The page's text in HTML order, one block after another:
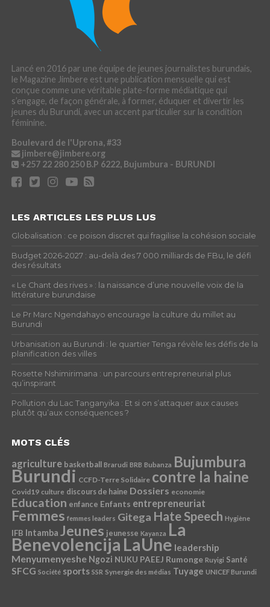
Lancé en 2016 par une équipe de jeunes journalistes burundais,
le Magazine Jimbere est une publication mensuelle qui est
conçue comme une véritable plate-forme médiatique qui
s’engage, de façon générale, à former, éduquer et divertir les
jeunes du Burundi, avec un accent particulier sur la condition
féminine.
Boulevard de l'Uprona, #33
jimbere@jimbere.org
+257 22 280 250 B.P 6222, Bujumbura - BURUNDI
LES ARTICLES LES PLUS LUS
Globalisation : ce poison discret qui fragilise la cohésion sociale
Budget 2026-2027 : au-delà des 7 000 milliards de FBu, le défi
des résultats
« Le Chant des rives » : la naissance d’une nouvelle voix de la
littérature burundaise
Le Pr Marc Ngendahayo encourage la culture du millet au
Burundi
Urbanisation au Burundi : le quartier Tenga révèle les défis de la
planification des villes
Rosette Nshimirimana : un parcours entrepreneurial plus
qu’inspirant
Pollution du Lac Tanganyika : Et si on s’attaquer aux causes
plutôt qu’aux conséquences ?
MOTS CLÉS
agriculture basketball Brarudi BRB Bubanza Bujumbura
Burundi CCFD-Terre Solidaire contre la haine
Covid19 culture discours de haine Dossiers economie
Education enfance Enfants entrepreneuriat
Femmes femmes leaders Gitega Hate Speech Hygiène
IFB Intamba Jeunes jeunesse Kayanza La
Benevolencija LaUne leadership
Menyumenyeshe Ngozi NUKU PAEEJ Rumonge Ruyigi Santé
SFCG Société sports SSR Synergie des médias Tuyage UNICEF Burundi